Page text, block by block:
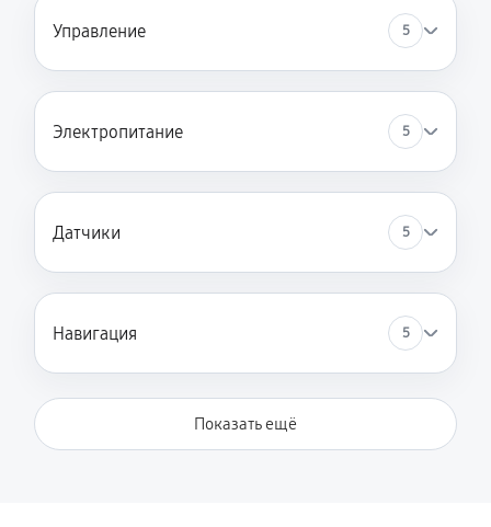
Управление 5
Электропитание 5
Датчики 5
Навигация 5
Показать ещё